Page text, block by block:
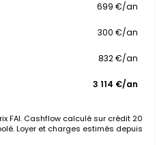
699 €/an
300 €/an
832 €/an
3 114 €/an
FAI. Cashflow calculé sur crédit 20
Loyer et charges estimés depuis